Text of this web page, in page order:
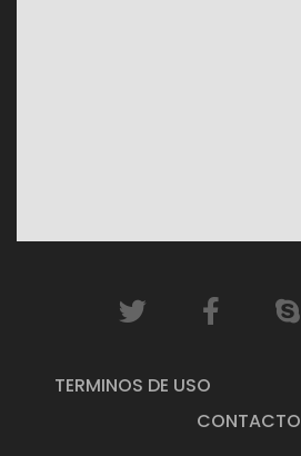
TERMINOS DE USO
CONTACTO